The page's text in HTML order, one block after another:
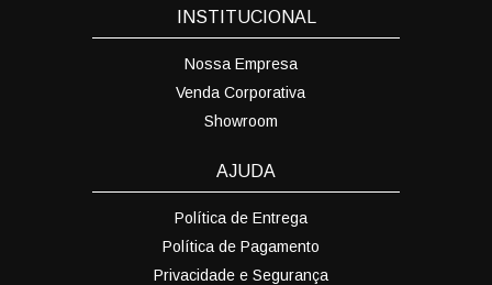
INSTITUCIONAL
Nossa Empresa
Venda Corporativa
Showroom
AJUDA
Política de Entrega
Política de Pagamento
Privacidade e Segurança